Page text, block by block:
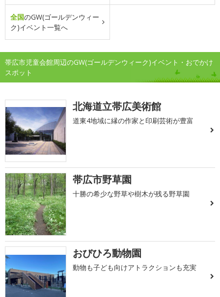
全国のGW(ゴールデンウィー
ク)イベント一覧へ
帯広市児童会館周辺のGW(ゴールデンウィーク)イベント・おでかけ
スポット
北海道立帯広美術館
道東4地域に縁の作家と印刷芸術が豊富
帯広市野草園
十勝の希少な野草や樹木が残る野草園
おびひろ動物園
動物も子ども向けアトラクションも充実